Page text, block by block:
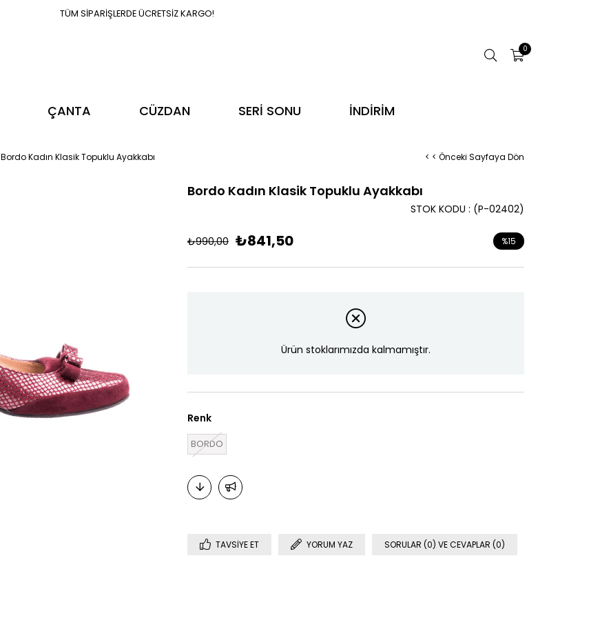
TÜM SİPARİŞLERDE ÜCRETSİZ KARGO!
0
ÇANTA CÜZDAN SERİ SONU İNDİRİM
Bordo Kadın Klasik Topuklu Ayakkabı < < Önceki Sayfaya Dön
Bordo Kadın Klasik Topuklu Ayakkabı
(P-02402)
STOK KODU
₺990,00 ₺841,50 %15
Ürün stoklarımızda kalmamıştır.
Renk
BORDO
TAVSIYE ET YORUM YAZ SORULAR (0) VE CEVAPLAR (0)